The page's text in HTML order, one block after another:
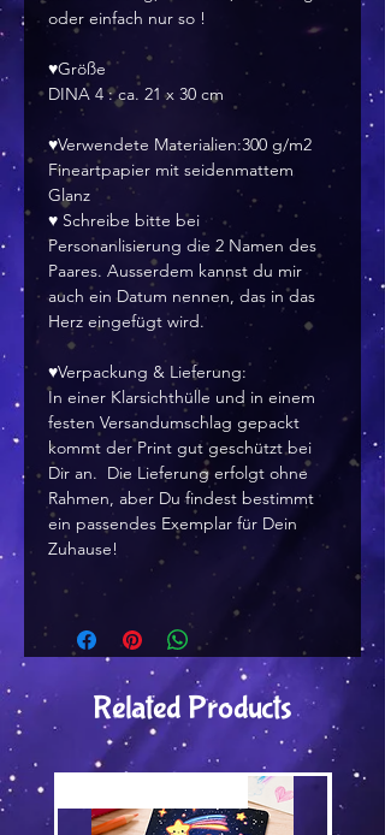
oder einfach nur so !
♥Größe
DINA 4 : ca. 21 x 30 cm
♥Verwendete Materialien:300 g/m2
Fineartpapier mit seidenmattem
Glanz
♥ Schreibe bitte bei
Personanlisierung die 2 Namen des
Paares. Ausserdem kannst du mir
auch ein Datum nennen, das in das
Herz eingefügt wird.
♥Verpackung & Lieferung:
In einer Klarsichthülle und in einem
festen Versandumschlag gepackt
kommt der Print gut geschützt bei
Dir an. Die Lieferung erfolgt ohne
Rahmen, aber Du findest bestimmt
ein passendes Exemplar für Dein
Zuhause!
Related Products